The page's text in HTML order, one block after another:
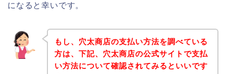
になると幸いです。
もし、穴太商店の支払い方法を調べている
方は、下記、穴太商店の公式サイトで支払
い方法について確認されてみるといいです